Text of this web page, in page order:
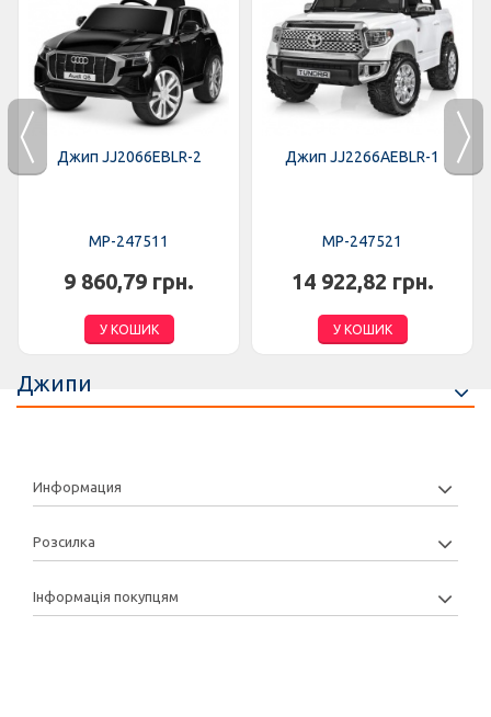
Джип JJ2066EBLR-2
MP-247511
9 860,79 грн.
У КОШИК
Джип JJ2266AEBLR-1
MP-247521
14 922,82 грн.
У КОШИК
Джипи
Информация
Розсилка
Інформація покупцям